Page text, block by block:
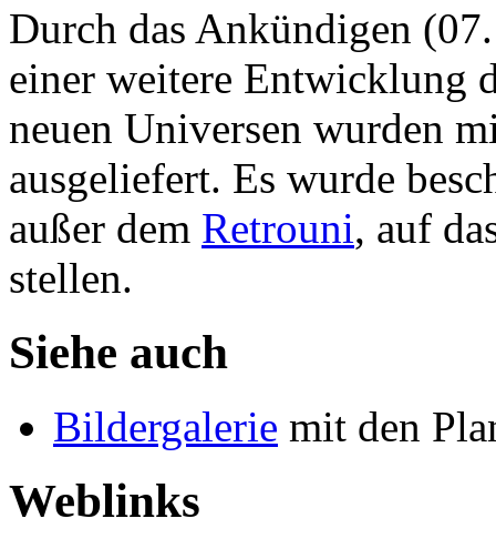
Durch das Ankündigen
einer weitere Entwicklung
neuen Universen wurden
ausgeliefert. Es wurde
außer dem Retrouni, auf
stellen.
Siehe auch
Bildergalerie mit den
Weblinks